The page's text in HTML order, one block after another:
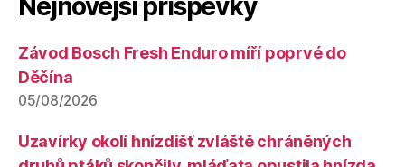
Závod Bosch Fresh Enduro míří poprvé do
Děčína
05/08/2026
Uzavírky okolí hnízdišť zvláště chráněných